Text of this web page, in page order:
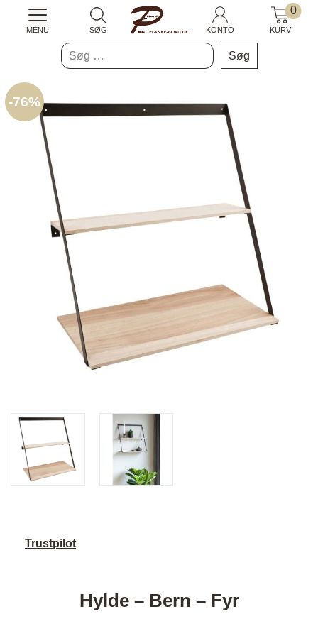
Søg
efter:
MENU SØG KONTO
0
KURV
Trustpilot
-76%
Hylde – Bern – Fyr